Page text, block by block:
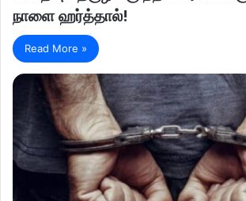
நாளை ஹர்த்தால்!
Read More »